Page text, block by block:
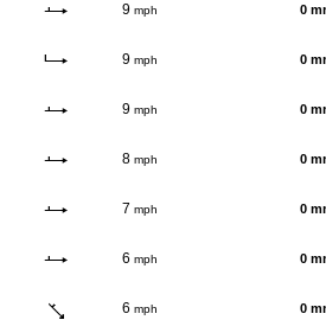
9 mph 0
9 mph 0
9 mph 0
8 mph 0
7 mph 0
6 mph 0
6 mph 0